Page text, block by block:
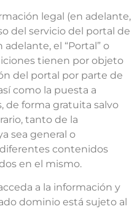
legal (en adelante,
del servicio del portal de
adelante, el “Portal” o
tienen por objeto
del portal por parte de
como la puesta a
de forma gratuita salvo
tanto de la
sea general o
contenidos
en el mismo.
a la información y
dominio está sujeto al